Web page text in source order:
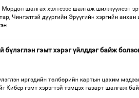
шалгах хэлтсээс шалгаж шилжүүлсэн
Чингэлтэй дүүргийн Эрүүгийн хэргийн
бүлэглэн гэмт хэрэг үйлддэг байж
иргэдийн төлбөрийн картын цахим
Кибер гэмт хэрэгтэй тэмцэх газарт шалгаж